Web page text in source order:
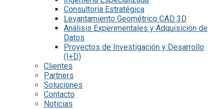
Consultoría Estratégica
Levantamiento Geométrico CAD 3D
Análisis Experimentales y Adquisición de
Datos
Proyectos de Investigación y Desarrollo
(I+D)
Clientes
Partners
Soluciones
Contacto
Noticias